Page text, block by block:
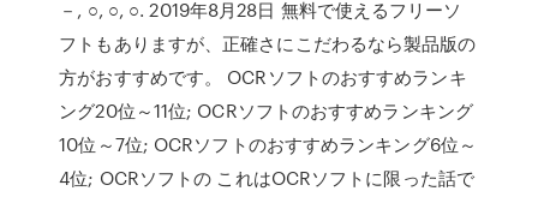
－, ○, ○, ○. 2019年8月28日 無料で使えるフリーソ
フトもありますが、正確さにこだわるなら製品版の
方がおすすめです。 OCRソフトのおすすめランキ
ング20位～11位; OCRソフトのおすすめランキング
10位～7位; OCRソフトのおすすめランキング6位～
4位; OCRソフトの これはOCRソフトに限った話で